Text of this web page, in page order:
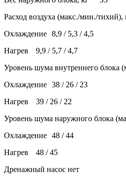
Расход воздуха (макс./мин./
Охлаждение 8,9 / 5,3 / 4,5
Нагрев
9,9 / 5,7 / 4,7
Уровень шума внутреннего блока
Охлаждение 38 / 26 / 23
Нагрев
39 / 26 / 22
Уровень шума наружного блока
Охлаждение 48 / 44
Нагрев
48 / 45
Дренажный насос нет